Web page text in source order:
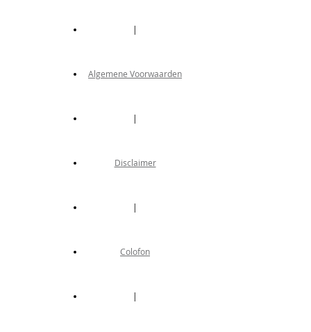
|
Algemene Voorwaarden
|
Disclaimer
|
Colofon
|